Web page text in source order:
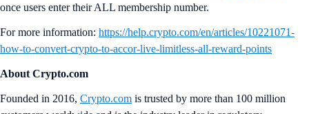
once users enter their ALL membership number.
For more information: https://help.crypto.com/en/articles/10221071-
how-to-convert-crypto-to-accor-live-limitless-all-reward-points
About Crypto.com
Founded in 2016, Crypto.com is trusted by more than 100 million